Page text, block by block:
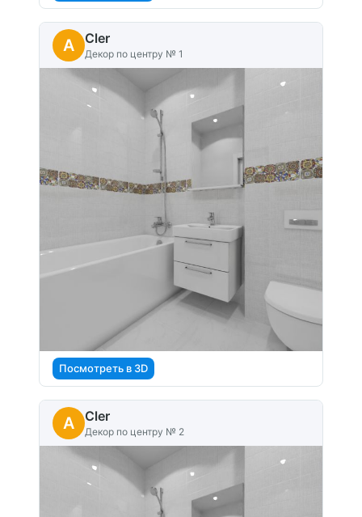
A Cler
Декор по центру № 1
Посмотреть в 3D
A Cler
Декор по центру № 2